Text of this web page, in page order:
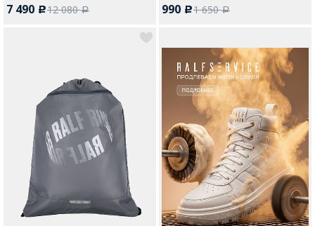
7 490 c12 080a 990 c1 650a